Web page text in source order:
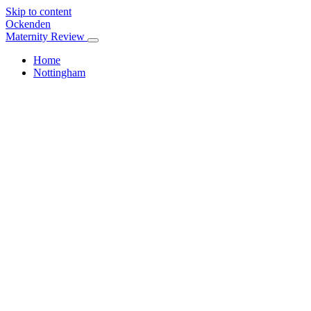
Skip to content
Ockenden
Maternity Review
Home
Nottingham